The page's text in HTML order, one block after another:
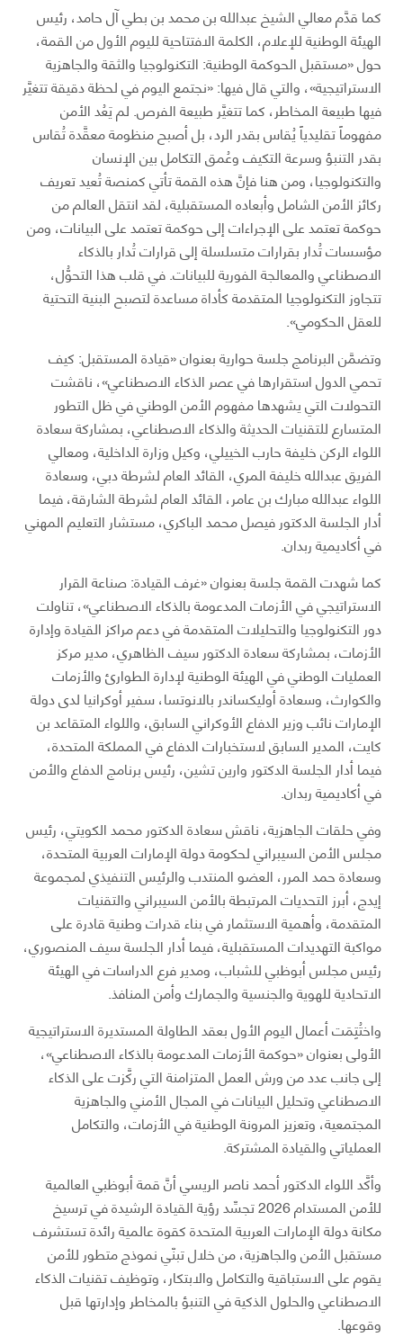
كما قدَّم معالي الشيخ عبدالله بن محمد بن بطي آل حامد، رئيس
الهيئة الوطنية للإعلام، الكلمة الافتتاحية لليوم الأول من القمة،
حول «مستقبل الحوكمة الوطنية: التكنولوجيا والثقة والجاهزية
الاستراتيجية»، والتي قال فيها: «نجتمع اليوم في لحظة دقيقة تتغيَّر
فيها طبيعة المخاطر، كما تتغيَّر طبيعة الفرص. لم يَعُد الأمن
مفهوماً تقليدياً يُقاس بقدر الرد، بل أصبح منظومة معقَّدة تُقاس
بقدر التنبؤ وسرعة التكيف وعُمق التكامل بين الإنسان
والتكنولوجيا، ومن هنا فإنَّ هذه القمة تأتي كمنصة تُعيد تعريف
ركائز الأمن الشامل وأبعاده المستقبلية، لقد انتقل العالم من
حوكمة تعتمد على الإجراءات إلى حوكمة تعتمد على البيانات، ومن
مؤسسات تُدار بقرارات متسلسلة إلى قرارات تُدار بالذكاء
الاصطناعي والمعالجة الفورية للبيانات. في قلب هذا التحوُّل،
تتجاوز التكنولوجيا المتقدمة كأداة مساعدة لتصبح البنية التحتية
للعقل الحكومي».
وتضمَّن البرنامج جلسة حوارية بعنوان «قيادة المستقبل: كيف
تحمي الدول استقرارها في عصر الذكاء الاصطناعي»، ناقشت
التحولات التي يشهدها مفهوم الأمن الوطني في ظل التطور
المتسارع للتقنيات الحديثة والذكاء الاصطناعي، بمشاركة سعادة
اللواء الركن خليفة حارب الخييلي، وكيل وزارة الداخلية، ومعالي
الفريق عبدالله خليفة المري، القائد العام لشرطة دبي، وسعادة
اللواء عبدالله مبارك بن عامر، القائد العام لشرطة الشارقة، فيما
أدار الجلسة الدكتور فيصل محمد الباكري، مستشار التعليم المهني
في أكاديمية ربدان.
كما شهدت القمة جلسة بعنوان «غرف القيادة: صناعة القرار
الاستراتيجي في الأزمات المدعومة بالذكاء الاصطناعي»، تناولت
دور التكنولوجيا والتحليلات المتقدمة في دعم مراكز القيادة وإدارة
الأزمات، بمشاركة سعادة الدكتور سيف الظاهري، مدير مركز
العمليات الوطني في الهيئة الوطنية لإدارة الطوارئ والأزمات
والكوارث، وسعادة أوليكساندر بالانوتسا، سفير أوكرانيا لدى دولة
الإمارات نائب وزير الدفاع الأوكراني السابق، واللواء المتقاعد بن
كايت، المدير السابق لاستخبارات الدفاع في المملكة المتحدة،
فيما أدار الجلسة الدكتور وارين تشين، رئيس برنامج الدفاع والأمن
في أكاديمية ربدان.
وفي حلقات الجاهزية، ناقش سعادة الدكتور محمد الكويتي، رئيس
مجلس الأمن السيبراني لحكومة دولة الإمارات العربية المتحدة،
وسعادة حمد المرر، العضو المنتدب والرئيس التنفيذي لمجموعة
إيدج، أبرز التحديات المرتبطة بالأمن السيبراني والتقنيات
المتقدمة، وأهمية الاستثمار في بناء قدرات وطنية قادرة على
مواكبة التهديدات المستقبلية، فيما أدار الجلسة سيف المنصوري،
رئيس مجلس أبوظبي للشباب، ومدير فرع الدراسات في الهيئة
الاتحادية للهوية والجنسية والجمارك وأمن المنافذ.
واختُتِمَت أعمال اليوم الأول بعقد الطاولة المستديرة الاستراتيجية
الأولى بعنوان «حوكمة الأزمات المدعومة بالذكاء الاصطناعي»،
إلى جانب عدد من ورش العمل المتزامنة التي ركَّزت على الذكاء
الاصطناعي وتحليل البيانات في المجال الأمني والجاهزية
المجتمعية، وتعزيز المرونة الوطنية في الأزمات، والتكامل
العملياتي والقيادة المشتركة.
وأكَّد اللواء الدكتور أحمد ناصر الريسي أنَّ قمة أبوظبي العالمية
للأمن المستدام 2026 تجسِّد رؤية القيادة الرشيدة في ترسيخ
مكانة دولة الإمارات العربية المتحدة كقوة عالمية رائدة تستشرف
مستقبل الأمن والجاهزية، من خلال تبنّي نموذج متطور للأمن
يقوم على الاستباقية والتكامل والابتكار، وتوظيف تقنيات الذكاء
الاصطناعي والحلول الذكية في التنبؤ بالمخاطر وإدارتها قبل
وقوعها.